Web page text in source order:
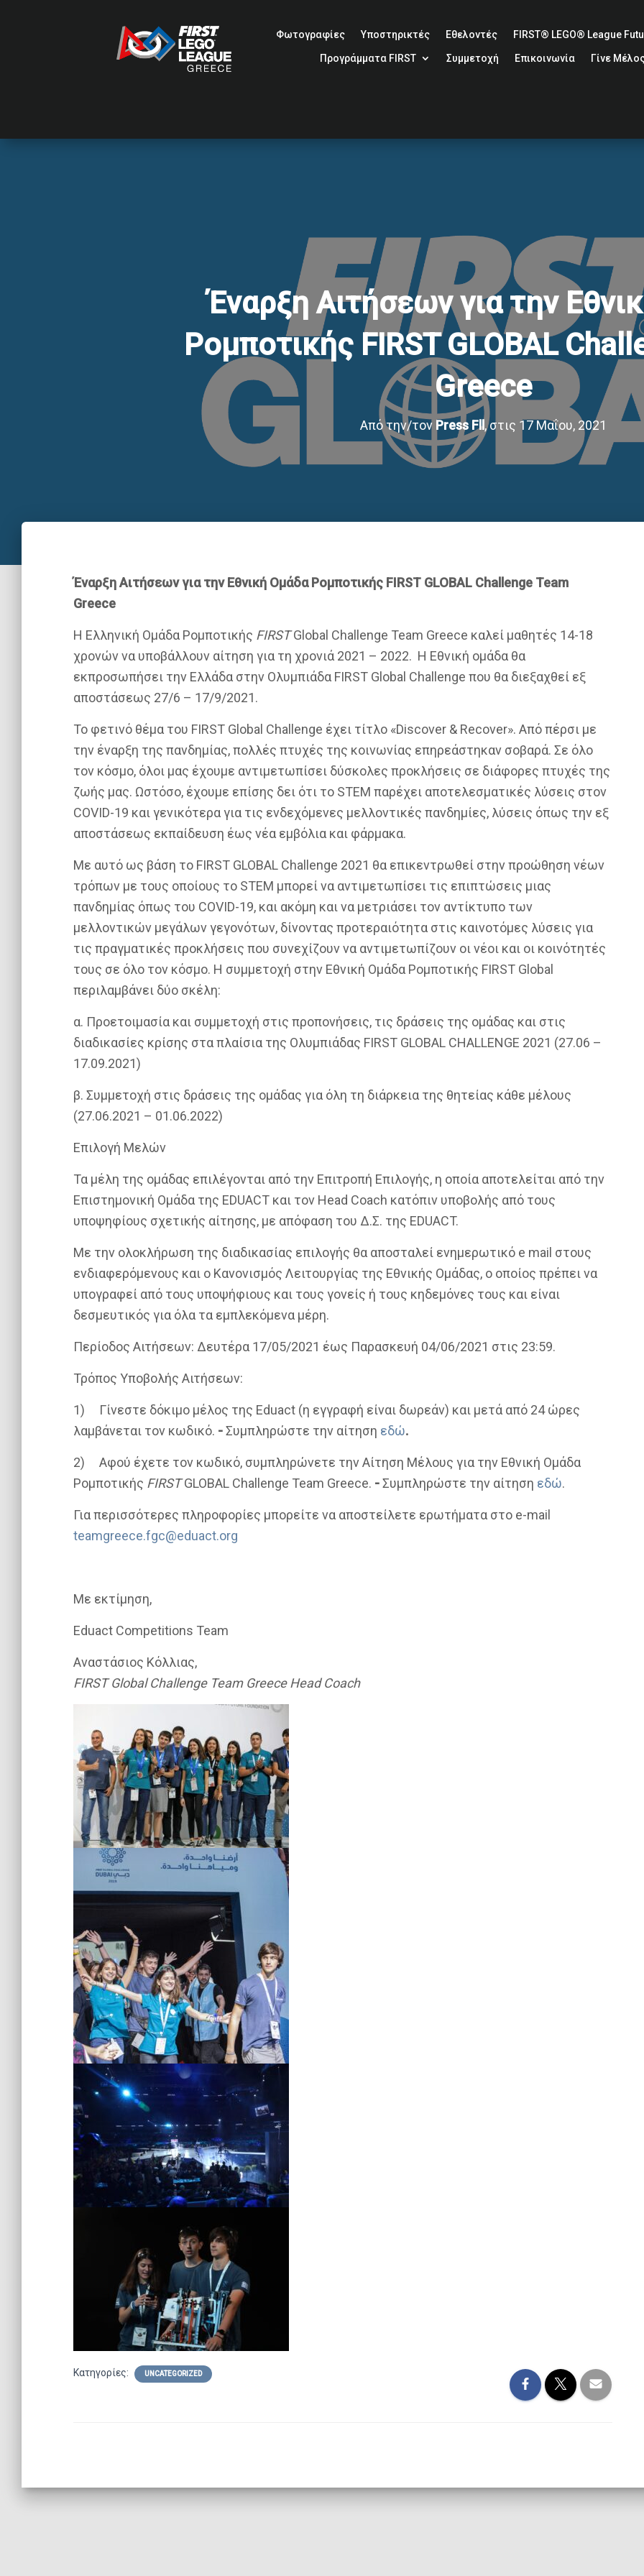
Φωτογραφίες Υποστηρικτές Εθελοντές FIRST® LEGO® League
Προγράμματα FIRST Συμμετοχή Επικοινωνία Γίνε
Έναρξη Αιτήσεων για την
Ρομποτικής FIRST GLOBAL
Greece
Από την/τον Press Fll, στις 17 Μαΐου, 2021
Έναρξη Αιτήσεων για την Εθνική Ομάδα Ρομποτικής FIRST GLOBAL Challenge Team
Greece
Η Ελληνική Ομάδα Ρομποτικής FIRSTGlobal Challenge Team Greece καλεί μαθητές 14-18
χρονών να υποβάλλουν αίτηση για τη χρονιά 2021 – 2022. Η Εθνική ομάδα θα
εκπροσωπήσει την Ελλάδα στην Ολυμπιάδα FIRST Global Challenge που θα διεξαχθεί εξ
αποστάσεως 27/6 – 17/9/2021.
Το φετινο θεμα του FIRST Global Challenge εχει τιτλο «Discover & Recover». Από πέρσι με
την έναρξη της πανδημίας, πολλές πτυχές της κοινωνίας επηρεάστηκαν σοβαρά. Σε όλο
τον κόσμο, όλοι μας έχουμε αντιμετωπίσει δύσκολες προκλήσεις σε διάφορες πτυχές της
ζωής μας. Ωστόσο, έχουμε επίσης δει ότι το STEM παρέχει αποτελεσματικές λύσεις στον
COVID-19 και γενικότερα για τις ενδεχόμενες μελλοντικές πανδημίες, λύσεις όπως την εξ
αποστάσεως εκπαίδευση έως νέα εμβόλια και φάρμακα.
Με αυτό ως βάση το FIRST GLOBAL Challenge 2021 θα επικεντρωθεί στην προώθηση νέων
τρόπων με τους οποίους το STEM μπορεί να αντιμετωπίσει τις επιπτώσεις μιας
πανδημίας όπως του COVID-19, και ακόμη και να μετριάσει τον αντίκτυπο των
μελλοντικών μεγάλων γεγονότων, δίνοντας προτεραιότητα στις καινοτόμες λύσεις για
τις πραγματικές προκλήσεις που συνεχίζουν να αντιμετωπίζουν οι νέοι και οι κοινότητές
τους σε όλο τον κόσμο. Η συμμετοχή στην Εθνική Ομάδα Ρομποτικής FIRST Global
περιλαμβάνει δύο σκέλη:
α. Προετοιμασία και συμμετοχή στις προπονήσεις, τις δράσεις της ομάδας και στις
διαδικασίες κρίσης στα πλαίσια της Ολυμπιάδας FIRST GLOBAL CHALLENGE 2021 (27.06 –
17.09.2021)
β. Συμμετοχή στις δράσεις της ομάδας για όλη τη διάρκεια της θητείας κάθε μέλους
(27.06.2021 – 01.06.2022)
Επιλογή Μελών
Τα μέλη της ομάδας επιλέγονται από την Επιτροπή Επιλογής, η οποία αποτελείται από την
Επιστημονική Ομάδα της EDUACT και τον Head Coach κατόπιν υποβολής από τους
υποψηφίους σχετικής αίτησης, με απόφαση του Δ.Σ. της EDUACT.
Με την ολοκλήρωση της διαδικασίας επιλογής θα αποσταλεί ενημερωτικό e mail στους
ενδιαφερόμενους και ο Κανονισμός Λειτουργίας της Εθνικής Ομάδας, ο οποίος πρέπει να
υπογραφεί από τους υποψήφιους και τους γονείς ή τους κηδεμόνες τους και είναι
δεσμευτικός για όλα τα εμπλεκόμενα μέρη.
Περίοδος Αιτήσεων: Δευτέρα 17/05/2021 έως Παρασκευή 04/06/2021 στις 23:59.
Τρόπος Υποβολής Αιτήσεων:
1) Γίνεστε δόκιμο μέλος της Eduact (η εγγραφή είναι δωρεάν) και μετά από 24 ώρες
λαμβάνεται τον κωδικό. -Συμπληρώστε την αίτηση εδώ.
2) Αφού έχετε τον κωδικό, συμπληρώνετε την Αίτηση Μέλους για την Εθνική Ομάδα
Ρομποτικής FIRSTGLOBAL Challenge Team Greece. -Συμπληρώστε την αίτηση εδώ.
Για περισσότερες πληροφορίες μπορείτε να αποστείλετε ερωτήματα στο e-mail
teamgreece.fgc@eduact.org
Με εκτίμηση,
Eduact Competitions Team
Αναστάσιος Κόλλιας,
FIRST Global Challenge Team Greece Head Coach
Κατηγορίες: UNCATEGORIZED